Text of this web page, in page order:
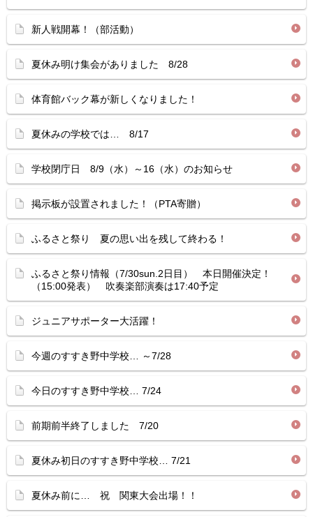
新人戦開幕！（部活動）
夏休み明け集会がありました 8/28
体育館バック幕が新しくなりました！
夏休みの学校では… 8/17
学校閉庁日 8/9（水）～16（水）のお知らせ
掲示板が設置されました！（PTA寄贈）
ふるさと祭り 夏の思い出を残して終わる！
ふるさと祭り情報（7/30sun.2日目） 本日開催決定！
（15:00発表） 吹奏楽部演奏は17:40予定
ジュニアサポーター大活躍！
今週のすすき野中学校… ～7/28
今日のすすき野中学校… 7/24
前期前半終了しました 7/20
夏休み初日のすすき野中学校… 7/21
夏休み前に… 祝 関東大会出場！！